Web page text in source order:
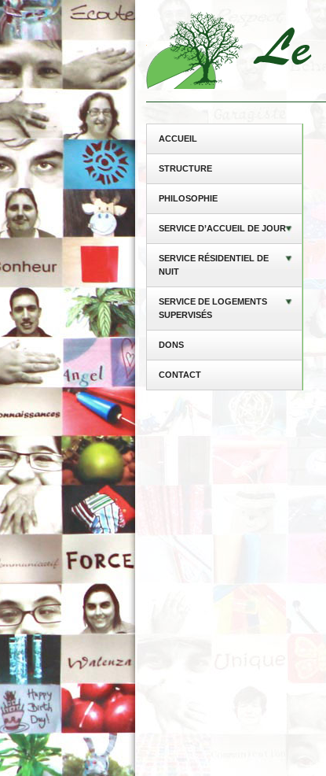
ACCUEIL
STRUCTURE
PHILOSOPHIE
SERVICE D’ACCUEIL DE JOUR
SERVICE RÉSIDENTIEL DE
NUIT
SERVICE DE LOGEMENTS
SUPERVISÉS
DONS
CONTACT